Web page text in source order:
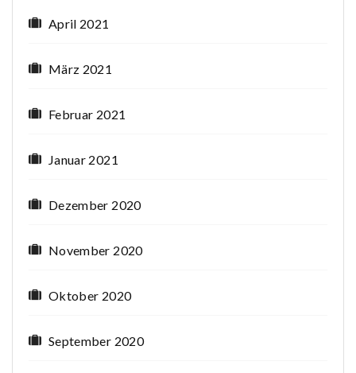
April 2021
März 2021
Februar 2021
Januar 2021
Dezember 2020
November 2020
Oktober 2020
September 2020